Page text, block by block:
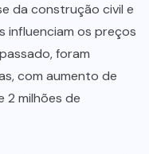
da construção civil e
influenciam os preços
foram
com aumento de
2 milhões de